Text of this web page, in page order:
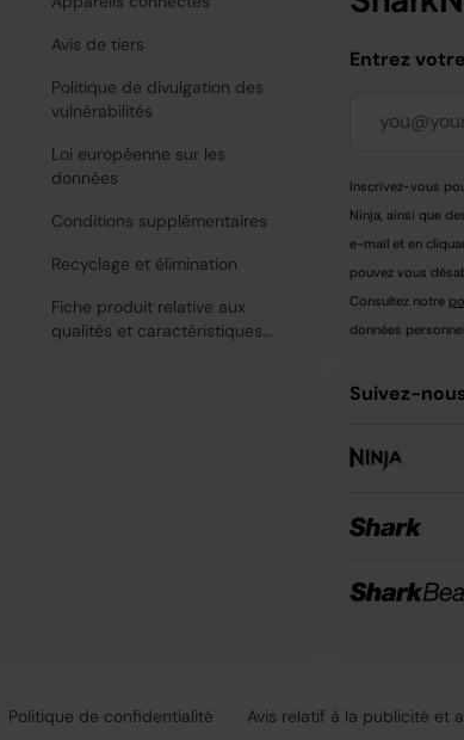
Avis de tiers
Politique de divulgation des
vulnérabilités
Loi européenne sur les
données
Conditions supplémentaires
Recyclage et élimination
Fiche produit relative aux
qualités et caractéristiques
Entrez
Inscrivez-vous
Ninja, ainsi que
e-mail et en
pouvez vous
Consultez notre
données
Suivez-
Politique de confidentialité Avis relatif à la publicité et